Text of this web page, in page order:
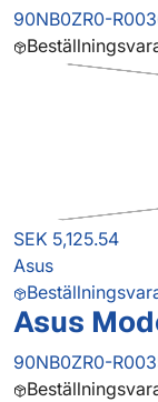
90NB0ZR0-
SEK 5,125.54
Asus
Asus
90NB0ZR0-